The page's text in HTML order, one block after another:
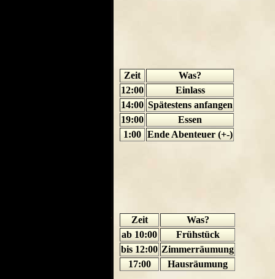
Zeit
Was?
12:00
Einlass
14:00 Spätestens anfangen
19:00
Essen
1:00 Ende Abenteuer (+-)
Zeit
Was?
ab 10:00
Frühstück
bis 12:00 Zimmerräumung
17:00
Hausräumung